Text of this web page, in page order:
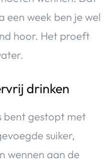
een week ben je wel
hoor. Het proeft
drinken
bent gestopt met
suiker,
wennen aan de